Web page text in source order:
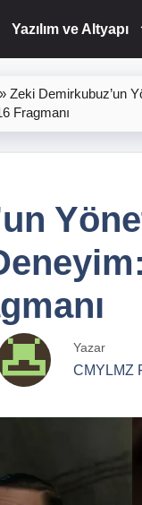
Yazılım ve Altyapı
» Zeki Demirkubuz’un
Fragmanı
Yazar
CMYLMZ